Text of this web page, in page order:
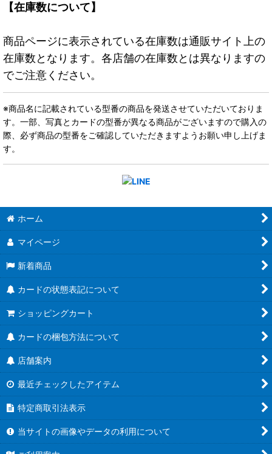
【在庫数について】
商品ページに表示されている在庫数は通販サイト上の
在庫数となります。各店舗の在庫数とは異なりますの
でご注意ください。
※商品名に記載されている型番の商品を発送させていただいておりま
す。一部、写真とカードの型番が異なる商品がございますので購入の
際、必ず商品の型番をご確認していただきますようお願い申し上げま
す。
ホーム
マイページ
新着商品
カードの状態表記について
ショッピングカート
カードの梱包方法について
店舗案内
最近チェックしたアイテム
特定商取引法表示
当サイトの画像やデータの利用について